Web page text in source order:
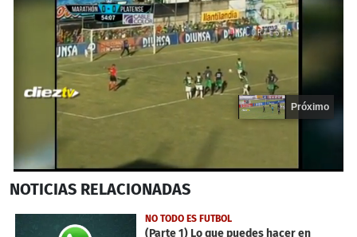
seconds
20
Próximo
NOTICIAS RELACIONADAS
NO TODO ES FUTBOL
(Parte 1) Lo que puedes hacer en